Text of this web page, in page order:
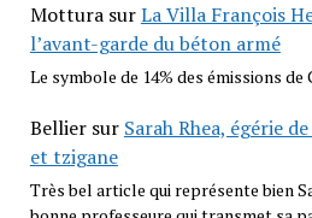
MotturasurLa Villa François
l’avant-garde du béton armé
Le symbole de 14% des émissions de
Belliersur Sarah Rhea, égérie
et tzigane
Très bel article qui représente bien